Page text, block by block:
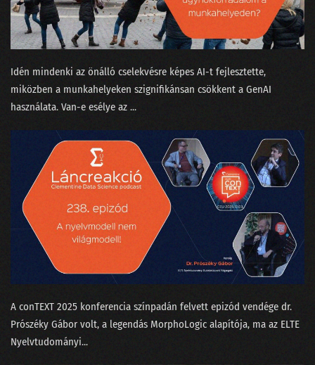
Idén mindenki az önálló cselekvésre képes AI-t fejlesztette,
miközben a munkahelyeken szignifikánsan csökkent a GenAI
használata. Van-e esélye az ...
A conTEXT 2025 konferencia színpadán felvett epizód vendége dr.
Prószéky Gábor⁠⁠ volt, a legendás MorphoLogic alapítója, ma az ELTE
Nyelvtudományi...